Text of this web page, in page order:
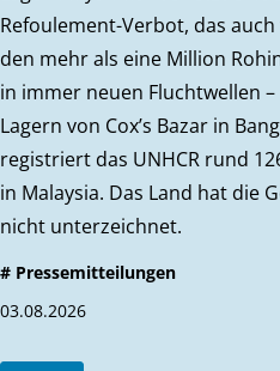
Refoulement-Verbot, das
den mehr als eine Million
in immer neuen Fluchtwellen
Lagern von Cox’s Bazar in
registriert das UNHCR rund
in Malaysia. Das Land hat die
nicht unterzeichnet.
# Pressemitteilungen
03.08.2026